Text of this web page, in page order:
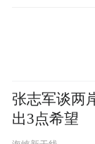
朗源股份创
证券交易所
张志军谈两
出3点希望